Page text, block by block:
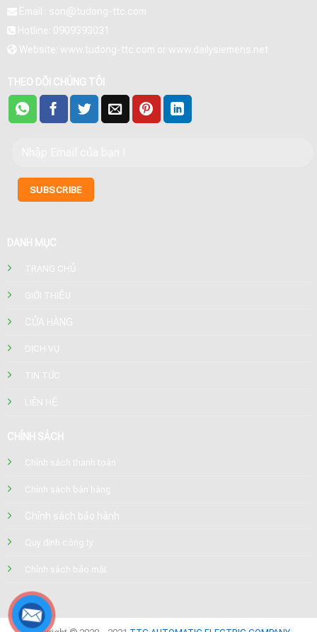
Email : son@tudong-ttc.com
Hotline: 0909393031
Website: www.tudong-ttc.com or www.dailysiemens.net
THEO DÕI CHÚNG TÔI
DANH MỤC
TRANG CHỦ
GIỚI THIỆU
CỬA HÀNG
DỊCH VỤ
TIN TỨC
LIÊN HỆ
CHÍNH SÁCH
Chính sách thanh toán
Chính sách bán hàng
Chính sách bảo hành
Quy định công ty
Chính sách bảo mật